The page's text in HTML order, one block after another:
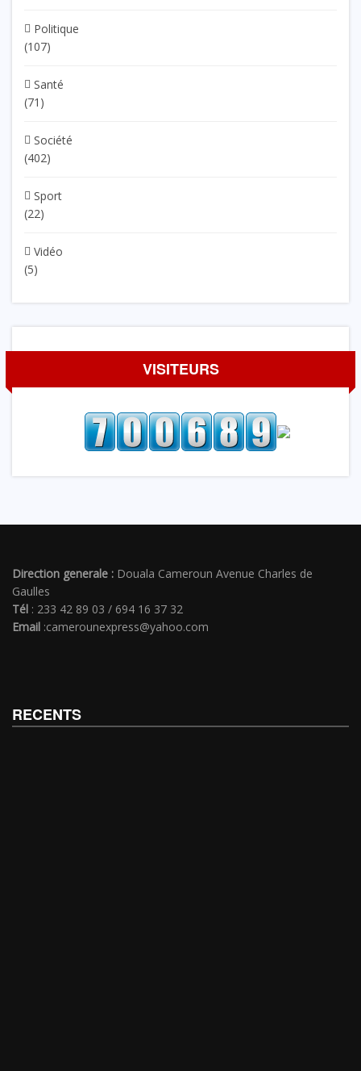
Politique
(107)
Santé
(71)
Société
(402)
Sport
(22)
Vidéo
(5)
VISITEURS
Direction generale : Douala Cameroun Avenue Charles de
Gaulles
Tél : 233 42 89 03 / 694 16 37 32
Email :camerounexpress@yahoo.com
RECENTS